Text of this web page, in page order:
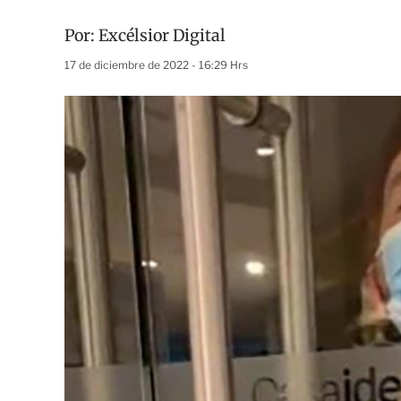
Por: Excélsior Digital
17 de diciembre de 2022 - 16:29 Hrs